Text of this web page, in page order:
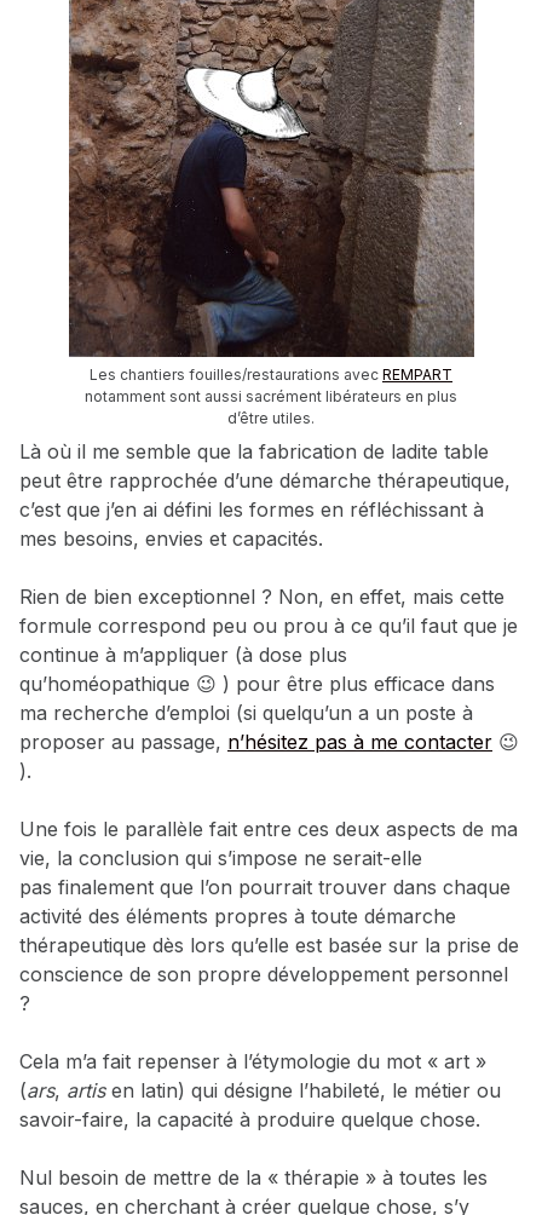
Les chantiers fouilles/restaurations avec REMPART
notamment sont aussi sacrément libérateurs en plus
d’être utiles.
Là où il me semble que la fabrication de ladite table
peut être rapprochée d’une démarche thérapeutique,
c’est que j’en ai défini les formes en réfléchissant à
mes besoins, envies et capacités.
Rien de bien exceptionnel ? Non, en effet, mais cette
formule correspond peu ou prou à ce qu’il faut que je
continue à m’appliquer (à dose plus
qu’homéopathique 😉 ) pour être plus efficace dans
ma recherche d’emploi (si quelqu’un a un poste à
proposer au passage, n’hésitez pas à me contacter 😉
).
Une fois le parallèle fait entre ces deux aspects de ma
vie, la conclusion qui s’impose ne serait-elle
pas finalement que l’on pourrait trouver dans chaque
activité des éléments propres à toute démarche
thérapeutique dès lors qu’elle est basée sur la prise de
conscience de son propre développement personnel
?
Cela m’a fait repenser à l’étymologie du mot « art »
(ars, artis en latin) qui désigne l’habileté, le métier ou
savoir-faire, la capacité à produire quelque chose.
Nul besoin de mettre de la « thérapie » à toutes les
sauces, en cherchant à créer quelque chose, s’y